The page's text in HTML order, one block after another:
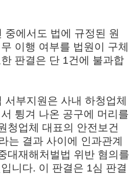
중에서도 법에 규정된 원
이행 여부를 법원이 구체
판결은 단 1건에 불과합
부지원은 사내 하청업체
튕겨 나온 공구에 머리를
청업체 대표의 안전보건
는 결과 사이에 인과관계
대재해처벌법 위반 혐의를
니다. 이 판결은 1심 판결